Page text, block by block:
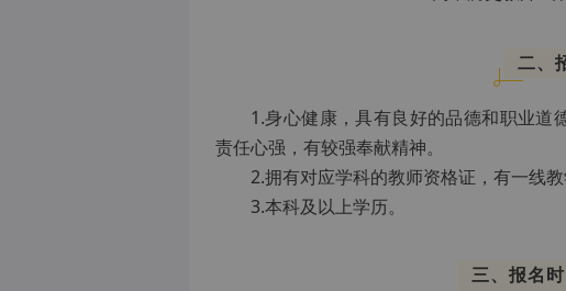
二、
1.身心健康，具有良好的品德和职业道
责任心强，有较强奉献精神。
2.拥有对应学科的教师资格证，有一线教
3.本科及以上学历。
三、报名